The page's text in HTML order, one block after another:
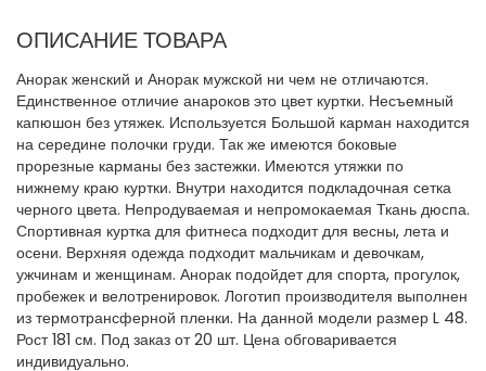
ОПИСАНИЕ ТОВАРА
Анорак женский и Анорак мужской ни чем не отличаются.
Единственное отличие анароков это цвет куртки. Несъемный
капюшон без утяжек. Используется Большой карман находится
на середине полочки груди. Так же имеются боковые
прорезные карманы без застежки. Имеются утяжки по
нижнему краю куртки. Внутри находится подкладочная сетка
черного цвета. Непродуваемая и непромокаемая Ткань дюспа.
Спортивная куртка для фитнеса подходит для весны, лета и
осени. Верхняя одежда подходит мальчикам и девочкам,
ужчинам и женщинам. Анорак подойдет для спорта, прогулок,
пробежек и велотренировок. Логотип производителя выполнен
из термотрансферной пленки. На данной модели размер L 48.
Рост 181 см. Под заказ от 20 шт. Цена обговаривается
индивидуально.